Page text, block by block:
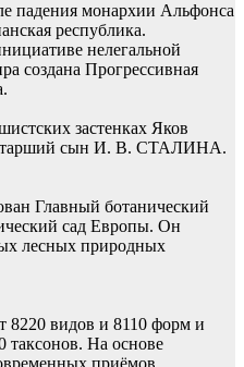
падения монархии Альфонса
республика.
нелегальной
создана Прогрессивная
застенках Яков
сын И. В. СТАЛИНА.
Главный ботанический
сад Европы. Он
лесных природных
видов и 8110 форм и
таксонов. На основе